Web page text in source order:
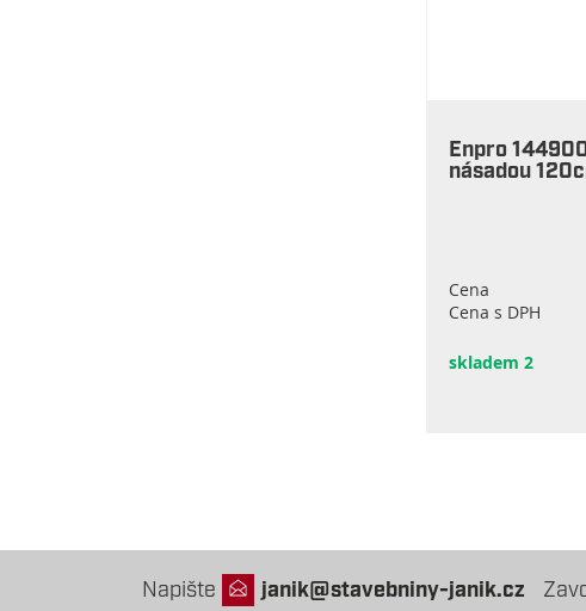
Enpro
násadou
Cena
Cena s DPH
skladem 2
Napište janik@stavebniny-janik.cz